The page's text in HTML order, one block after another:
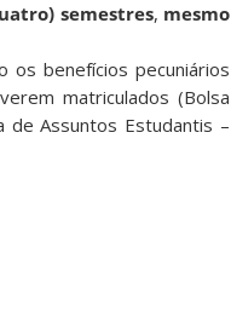
semestres, mesmo
benefícios pecuniários
matriculados (Bolsa
de Assuntos Estudantis –